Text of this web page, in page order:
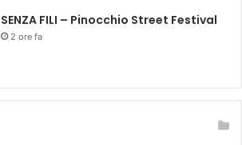
SENZA FILI – Pinocchio Street Festival
2 ore fa